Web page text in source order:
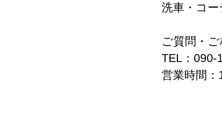
洗車・コ
ご質問・
TEL：090-
営業時間